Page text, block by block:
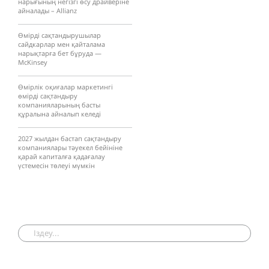
айналады – Allianz
Өмірді сақтандырушылар
сайдкарлар мен қайталама
нарықтарға бет бұруда —
McKinsey
Өмірлік оқиғалар маркетингі
өмірді сақтандыру
компанияларының басты
құралына айналып келеді
2027 жылдан бастап сақтандыру
компаниялары тәуекел бейініне
қарай капиталға қадағалау
үстемесін төлеуі мүмкін